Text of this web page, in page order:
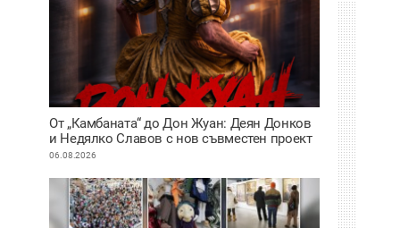
От „Камбаната“ до Дон Жуан: Деян Донков
и Недялко Славов с нов съвместен проект
в Пловдив
06.08.2026